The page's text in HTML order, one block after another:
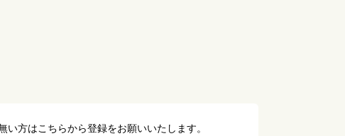
い方はこちらから登録をお願いいたします。